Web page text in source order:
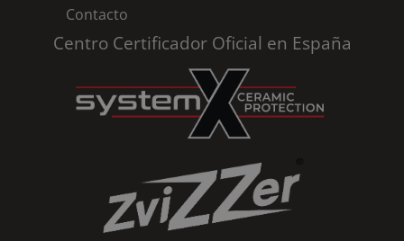
Contacto
Centro Certificador Oficial en España